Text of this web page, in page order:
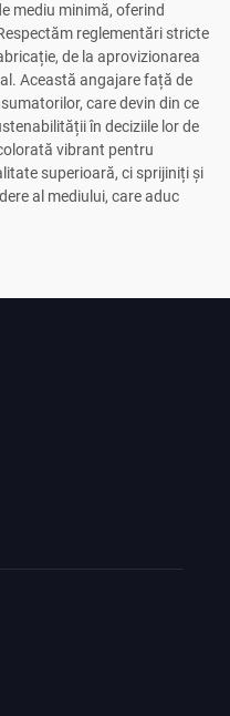
mediu minimă, oferind
reglementări stricte
de la aprovizionarea
Această angajare față de
care devin din ce
în deciziile lor de
vibrant pentru
superioară, ci sprijiniți și
al mediului, care aduc